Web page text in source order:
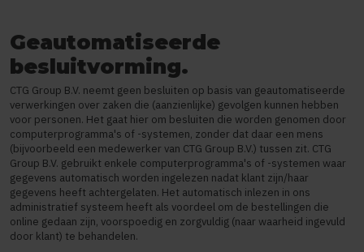
Geautomatiseerde
besluitvorming.
CTG Group B.V. neemt geen besluiten op basis van geautomatiseerde
verwerkingen over zaken die (aanzienlijke) gevolgen kunnen hebben
voor personen. Het gaat hier om besluiten die worden genomen door
computerprogramma's of -systemen, zonder dat daar een mens
(bijvoorbeeld een medewerker van CTG Group B.V.) tussen zit. CTG
Group B.V. gebruikt enkele computerprogramma's of -systemen waar
gegevens automatisch worden ingelezen nadat klant zijn/haar
gegevens heeft achtergelaten. Het automatisch inlezen in ons
administratief systeem heeft als voordeel om de bestellingen die
online gedaan zijn, voorspoedig en zorgvuldig (naar waarheid ingevuld
door klant) te behandelen.